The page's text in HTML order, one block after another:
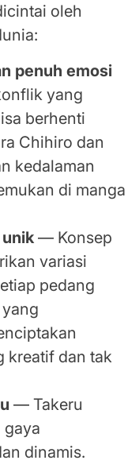
oleh
penuh emosi
yang
berhenti
Chihiro dan
kedalaman
di manga
— Konsep
variasi
pedang
kreatif dan tak
— Takeru
gaya
dinamis.